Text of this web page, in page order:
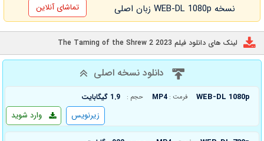
نسخه WEB-DL 1080p زبان اصلی تماشای آنلاین
لینک های دانلود فیلم The Taming of the Shrew 2 2023
دانلود نسخه اصلی
WEB-DL 1080p فرمت : MP4 حجم : 1.9 گیگابایت
وارد شوید زیرنویس